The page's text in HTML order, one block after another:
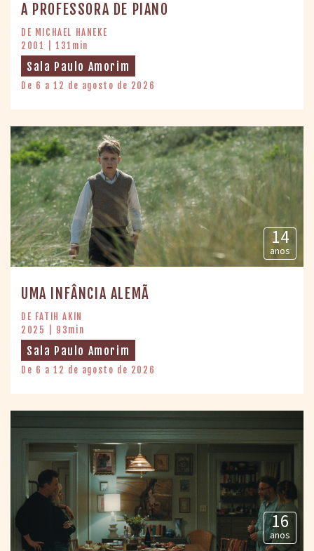
A PROFESSORA DE PIANO
DE MICHAEL HANEKE
2001 | 131min
Sala Paulo Amorim
De 6 a 12 de agosto de 2026
14
anos
UMA INFÂNCIA ALEMÃ
DE FATIH AKIN
2025 | 93min
Sala Paulo Amorim
De 6 a 12 de agosto de 2026
16
anos